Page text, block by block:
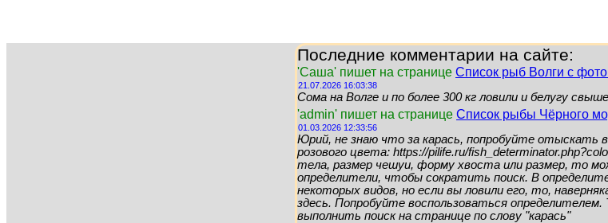
Последние комментарии на сайте:
'Саша' пишет на странице Список рыб Волги с
21.07.2026 16:03:38
Сома на Волге и по более 300 кг ловили и белугу
'admin' пишет на странице Список рыбы Чёрного
01.03.2026 12:33:56
Юрий, не знаю что за карась, попробуйте отыскать
розового цвета: https://pilife.ru/
тела, размер чешуи, форму хвоста или размер, то
определители, чтобы сократить поиск. В
некоторых видов, но если вы ловили его, то,
здесь. Попробуйте воспользоваться определителем.
выполнить поиск на странице по слову "карась"